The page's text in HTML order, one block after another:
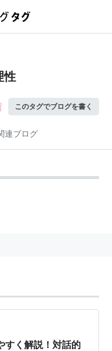
性
このタグでブログを書く
連ブログ
すく解説！対話的